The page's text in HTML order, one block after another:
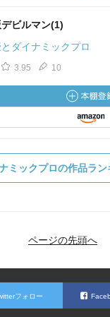
ビルマン(1)
ダイナミックプロ
3.95 10
ミックプロの作品ラ
ページの先頭へ
フォロー